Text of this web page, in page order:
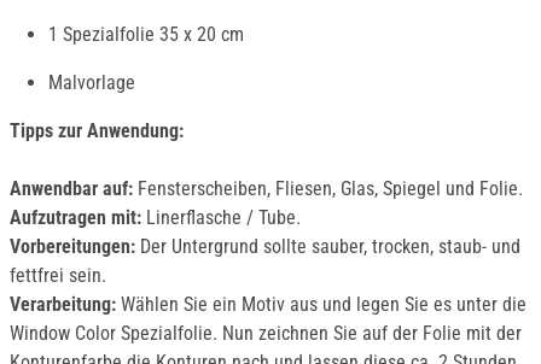
1 Spezialfolie 35 x 20 cm
Malvorlage
Tipps zur Anwendung:
Anwendbar auf: Fensterscheiben, Fliesen, Glas, Spiegel und Folie.
Aufzutragen mit: Linerflasche / Tube.
Vorbereitungen: Der Untergrund sollte sauber, trocken, staub- und
fettfrei sein.
Verarbeitung: Wählen Sie ein Motiv aus und legen Sie es unter die
Window Color Spezialfolie. Nun zeichnen Sie auf der Folie mit der